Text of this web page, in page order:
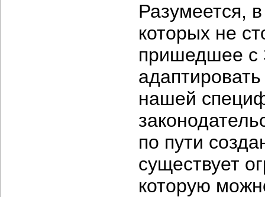
Разумеется,
которых не
пришедшее с
нашей
по пути
существует
которую